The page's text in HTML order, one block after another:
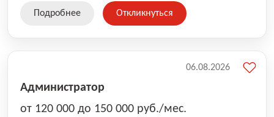
Подробнее Откликнуться
Администратор
от 120 000 до 150 000 руб./мес.
06.08.2026